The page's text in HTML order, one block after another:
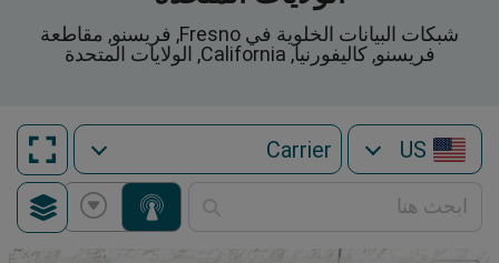
شبكات البيانات الخلوية في Fresno, فريسنو, مقاطعة
فريسنو, كاليفورنيا, California, الولايات المتحدة
US